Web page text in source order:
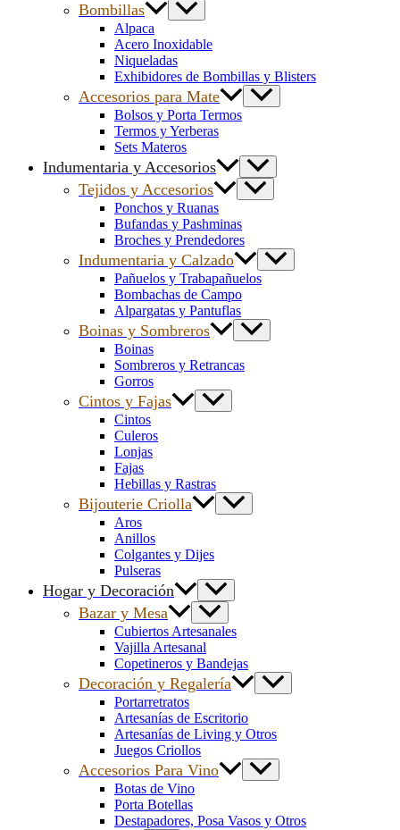
Bombillas
Alpaca
Acero Inoxidable
Niqueladas
Exhibidores de Bombillas y Blisters
Accesorios para Mate
Bolsos y Porta Termos
Termos y Yerberas
Sets Materos
Indumentaria y Accesorios
Tejidos y Accesorios
Ponchos y Ruanas
Bufandas y Pashminas
Broches y Prendedores
Indumentaria y Calzado
Pañuelos y Trabapañuelos
Bombachas de Campo
Alpargatas y Pantuflas
Boinas y Sombreros
Boinas
Sombreros y Retrancas
Gorros
Cintos y Fajas
Cintos
Culeros
Lonjas
Fajas
Hebillas y Rastras
Bijouterie Criolla
Aros
Anillos
Colgantes y Dijes
Pulseras
Hogar y Decoración
Bazar y Mesa
Cubiertos Artesanales
Vajilla Artesanal
Copetineros y Bandejas
Decoración y Regalería
Portarretratos
Artesanías de Escritorio
Artesanías de Living y Otros
Juegos Criollos
Accesorios Para Vino
Botas de Vino
Porta Botellas
Destapadores, Posa Vasos y Otros